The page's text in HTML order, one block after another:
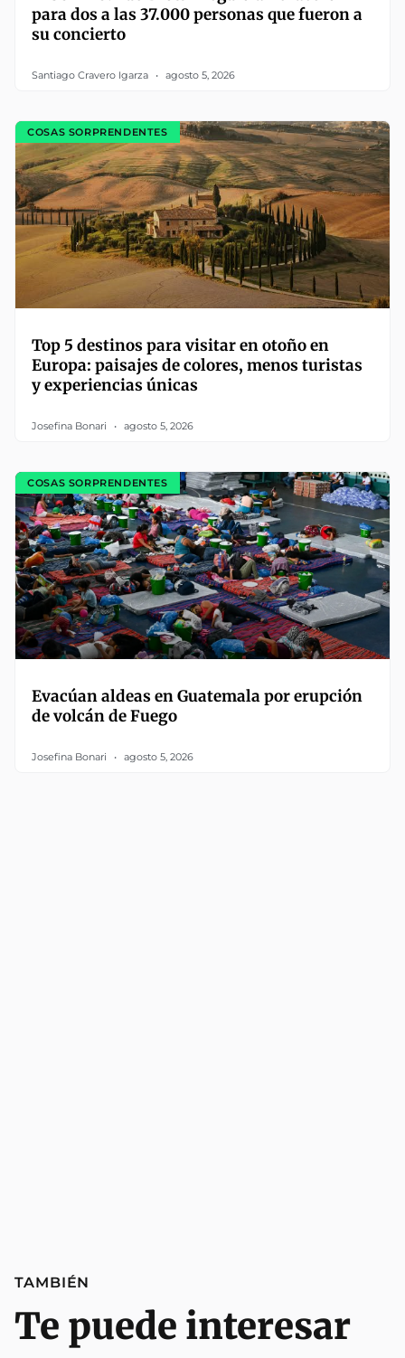
para dos a las 37.000 personas que fueron a
su concierto
Santiago Cravero Igarza agosto 5, 2026
COSAS SORPRENDENTES
Top 5 destinos para visitar en otoño en
Europa: paisajes de colores, menos turistas
y experiencias únicas
Josefina Bonari agosto 5, 2026
COSAS SORPRENDENTES
Evacúan aldeas en Guatemala por erupción
de volcán de Fuego
Josefina Bonari agosto 5, 2026
TAMBIÉN
Te puede interesar